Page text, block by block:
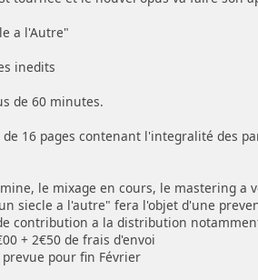
a l'Autre"
inedits
de 60 minutes.
16 pages contenant l'integralité des
le mixage en cours, le mastering a
siecle a l'autre" fera l'objet d'une
contribution a la distribution
de frais d'envoi
pour fin Février